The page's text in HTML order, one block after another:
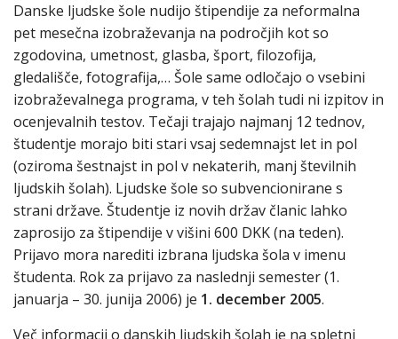
Danske ljudske šole nudijo štipendije za neformalna
pet mesečna izobraževanja na področjih kot so
zgodovina, umetnost, glasba, šport, filozofija,
gledališče, fotografija,… Šole same odločajo o vsebini
izobraževalnega programa, v teh šolah tudi ni izpitov in
ocenjevalnih testov. Tečaji trajajo najmanj 12 tednov,
študentje morajo biti stari vsaj sedemnajst let in pol
(oziroma šestnajst in pol v nekaterih, manj številnih
ljudskih šolah). Ljudske šole so subvencionirane s
strani države. Študentje iz novih držav članic lahko
zaprosijo za štipendije v višini 600 DKK (na teden).
Prijavo mora narediti izbrana ljudska šola v imenu
študenta. Rok za prijavo za naslednji semester (1.
januarja – 30. junija 2006) je 1. december 2005.
Več informacij o danskih ljudskih šolah je na spletni